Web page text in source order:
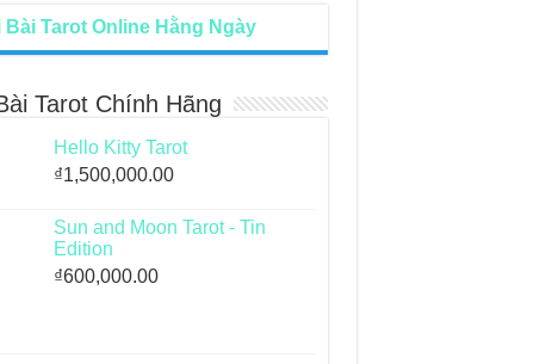
Bài Tarot Online Hằng Ngày
Tarot Chính Hãng
Hello Kitty Tarot
₫1,500,000.00
Sun and Moon Tarot - Tin
Edition
₫600,000.00